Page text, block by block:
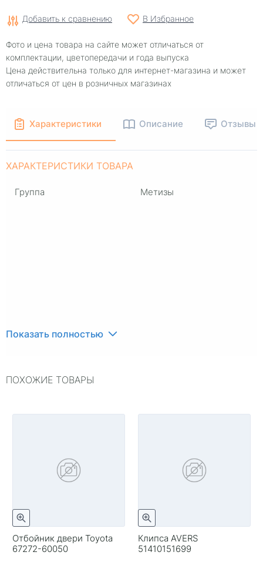
Добавить к сравнению В Избранное
Фото и цена товара на сайте может отличаться от
комплектации, цветопередачи и года выпуска
Цена действительна только для интернет-магазина и может
отличаться от цен в розничных магазинах
Характеристики Описание Отзывы
ХАРАКТЕРИСТИКИ ТОВАРА
Группа Метизы
Показать полностью
ПОХОЖИЕ ТОВАРЫ
Отбойник двери Toyota
67272-60050
Клипса AVERS
51410151699